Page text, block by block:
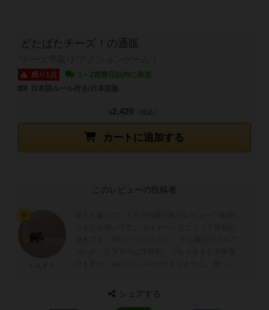
どたばたチーズ！の通販
残り1点
1～2営業日以内に発送
カートに追加する
¥2,420 （税込）
このレビューの投稿者
シェアする